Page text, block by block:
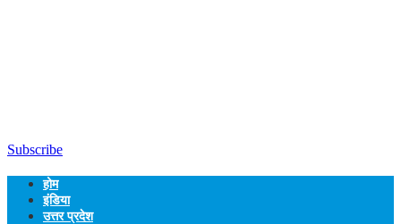
Subscribe
होम
इंडिया
उत्तर प्रदेश